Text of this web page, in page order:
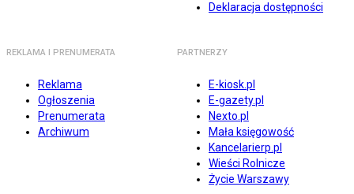
Deklaracja dostępności
REKLAMA I PRENUMERATA
Reklama
Ogłoszenia
Prenumerata
Archiwum
PARTNERZY
E-kiosk.pl
E-gazety.pl
Nexto.pl
Mała księgowość
Kancelarierp.pl
Wieści Rolnicze
Życie Warszawy